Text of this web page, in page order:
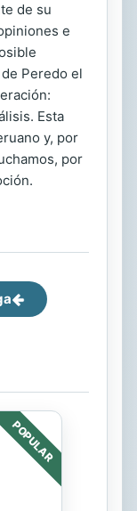
de su
e
Peredo el
Esta
y, por
por
POPULAR